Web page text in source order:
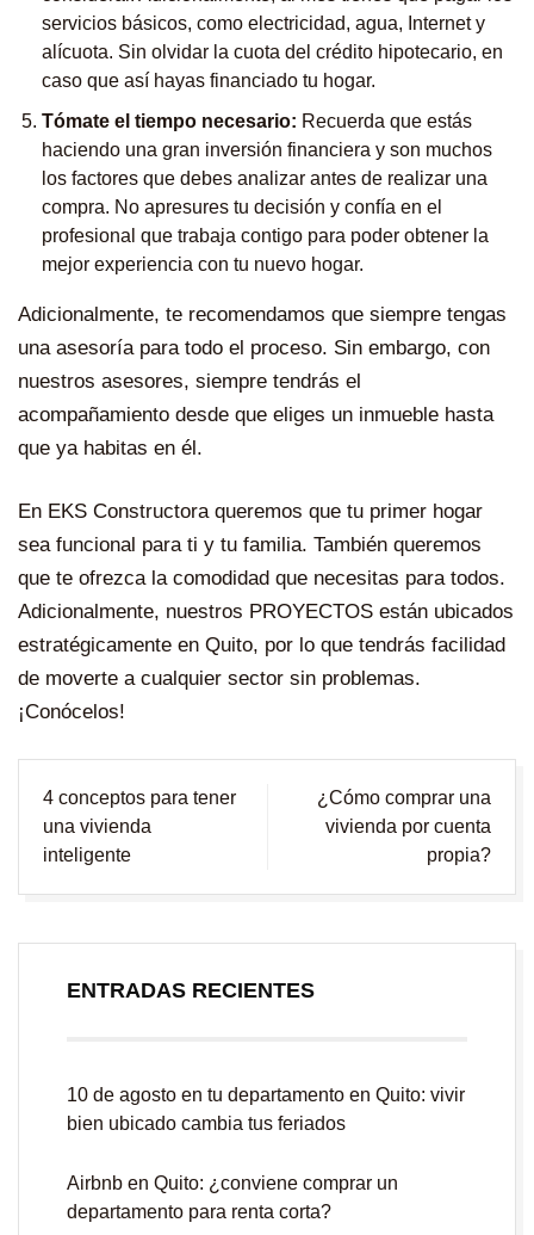
servicios básicos, como electricidad, agua, Internet y
alícuota. Sin olvidar la cuota del crédito hipotecario, en
caso que así hayas financiado tu hogar.
Tómate el tiempo necesario: Recuerda que estás
haciendo una gran inversión financiera y son muchos
los factores que debes analizar antes de realizar una
compra. No apresures tu decisión y confía en el
profesional que trabaja contigo para poder obtener la
mejor experiencia con tu nuevo hogar.
Adicionalmente, te recomendamos que siempre tengas
una asesoría para todo el proceso. Sin embargo, con
nuestros asesores, siempre tendrás el
acompañamiento desde que eliges un inmueble hasta
que ya habitas en él.
En EKS Constructora queremos que tu primer hogar
sea funcional para ti y tu familia. También queremos
que te ofrezca la comodidad que necesitas para todos.
Adicionalmente, nuestros PROYECTOS están ubicados
estratégicamente en Quito, por lo que tendrás facilidad
de moverte a cualquier sector sin problemas.
¡Conócelos!
Navegación
de
entradas
4 conceptos para tener
una vivienda
inteligente
¿Cómo comprar una
vivienda por cuenta
propia?
ENTRADAS RECIENTES
10 de agosto en tu departamento en Quito: vivir
bien ubicado cambia tus feriados
Airbnb en Quito: ¿conviene comprar un
departamento para renta corta?